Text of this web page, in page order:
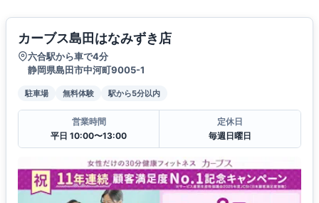
カーブス島田はなみずき店
六合駅から車で4分
静岡県島田市中河町9005-1
駐車場 無料体験 駅から5分以内
営業時間
平日 10:00〜13:00
定休日
毎週日曜日